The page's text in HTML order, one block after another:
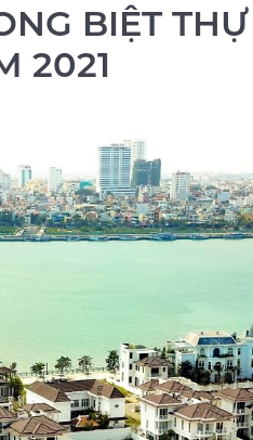
BIỆT THỰ
2021